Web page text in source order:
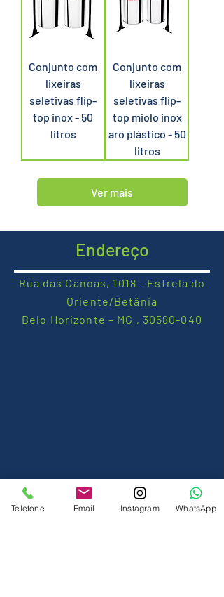
Conjunto com
lixeiras
seletivas flip-
top inox - 50
litros
Conjunto com
lixeiras
seletivas flip-
top miolo inox
aro plástico - 50
litros
Ver mais
Endereço
Rua das Canoas, 1018 - Estrela do
Oriente/Betânia
Belo Horizonte – MG , 30580-040
Telefone Email Instagram WhatsApp